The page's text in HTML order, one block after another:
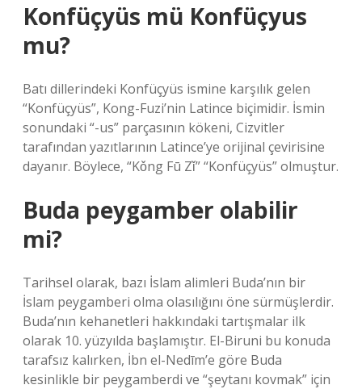
Konfüçyüs mü Konfüçyus
mu?
Batı dillerindeki Konfüçyüs ismine karşılık gelen
“Konfüçyüs”, Kong-Fuzi’nin Latince biçimidir. İsmin
sonundaki “-us” parçasının kökeni, Cizvitler
tarafından yazıtlarının Latince’ye orijinal çevirisine
dayanır. Böylece, “Kǒng Fū Zǐ” “Konfüçyüs” olmuştur.
Buda peygamber olabilir
mi?
Tarihsel olarak, bazı İslam alimleri Buda’nın bir
İslam peygamberi olma olasılığını öne sürmüşlerdir.
Buda’nın kehanetleri hakkındaki tartışmalar ilk
olarak 10. yüzyılda başlamıştır. El-Biruni bu konuda
tarafsız kalırken, İbn el-Nedīm’e göre Buda
kesinlikle bir peygamberdi ve “şeytanı kovmak” için